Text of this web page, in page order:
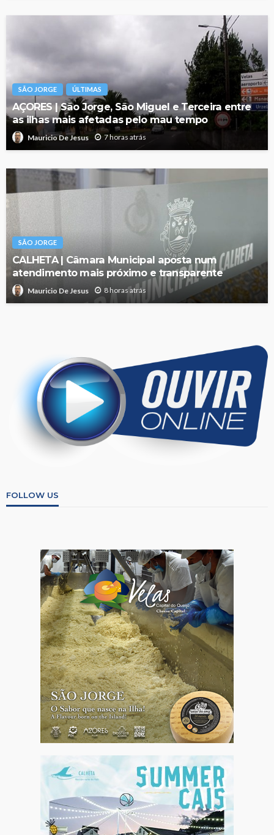
SÃO JORGE ÚLTIMAS
AÇORES | São Jorge, São Miguel e Terceira entre
as ilhas mais afetadas pelo mau tempo
Mauricio De Jesus 7 horas atrás
SÃO JORGE
CALHETA | Câmara Municipal aposta num
atendimento mais próximo e transparente
Mauricio De Jesus 8 horas atrás
FOLLOW US